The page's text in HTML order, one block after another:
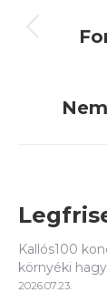
Kallós100
környéki
2026.07.23.